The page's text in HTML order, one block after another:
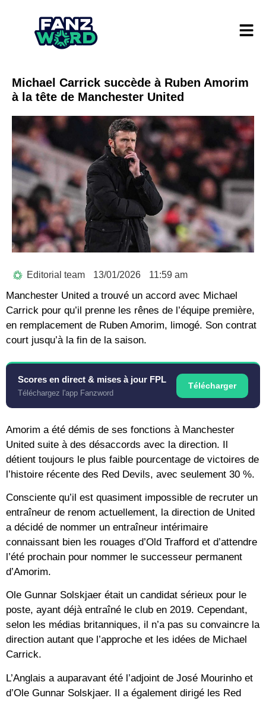
Michael Carrick succède à Ruben Amorim
à la tête de Manchester United
Editorial team 13/01/2026 11:59 am
Manchester United a trouvé un accord avec Michael
Carrick pour qu’il prenne les rênes de l’équipe première,
en remplacement de Ruben Amorim, limogé. Son contrat
court jusqu’à la fin de la saison.
Scores en direct & mises à jour FPL
Téléchargez l'app Fanzword
Télécharger
Amorim a été démis de ses fonctions à Manchester
United suite à des désaccords avec la direction. Il
détient toujours le plus faible pourcentage de victoires de
l’histoire récente des Red Devils, avec seulement 30 %.
Consciente qu’il est quasiment impossible de recruter un
entraîneur de renom actuellement, la direction de United
a décidé de nommer un entraîneur intérimaire
connaissant bien les rouages ​​d’Old Trafford et d’attendre
l’été prochain pour nommer le successeur permanent
d’Amorim.
Ole Gunnar Solskjaer était un candidat sérieux pour le
poste, ayant déjà entraîné le club en 2019. Cependant,
selon les médias britanniques, il n’a pas su convaincre la
direction autant que l’approche et les idées de Michael
Carrick.
L’Anglais a auparavant été l’adjoint de José Mourinho et
d’Ole Gunnar Solskjaer. Il a également dirigé les Red